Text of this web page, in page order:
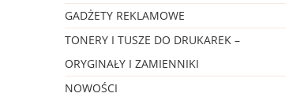
GADŻETY REKLAMOWE
TONERY I TUSZE DO DRUKAREK –
ORYGINAŁY I ZAMIENNIKI
NOWOŚCI